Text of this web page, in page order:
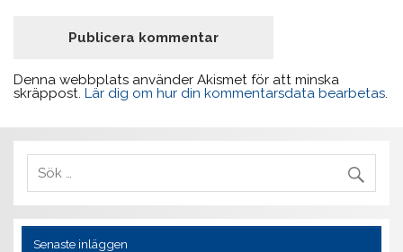
Denna webbplats använder Akismet för att minska
skräppost.Lär dig om hur din kommentarsdata bearbetas
Senaste inläggen